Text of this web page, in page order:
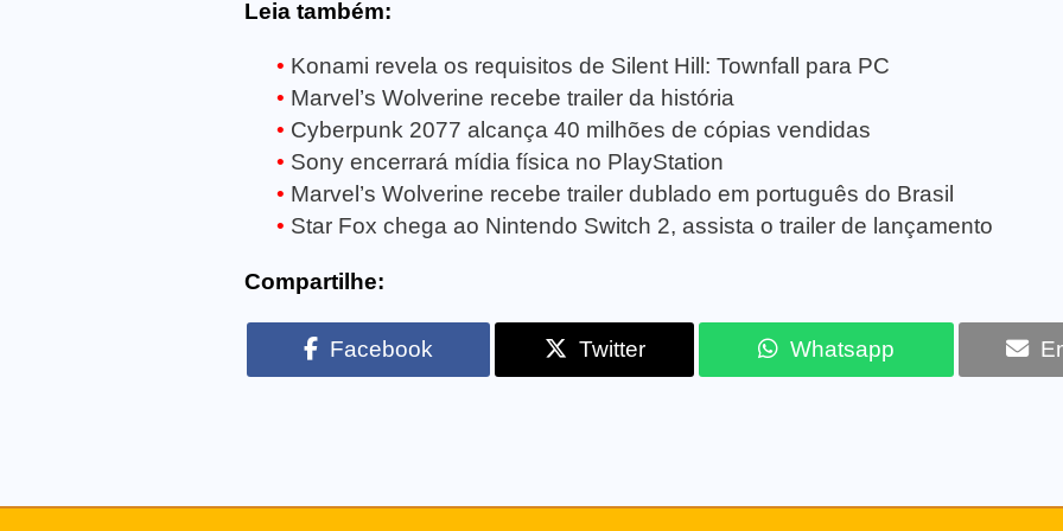
Leia também:
Konami revela os requisitos de Silent Hill: Townfall para PC
Marvel’s Wolverine recebe trailer da história
Cyberpunk 2077 alcança 40 milhões de cópias vendidas
Sony encerrará mídia física no PlayStation
Marvel’s Wolverine recebe trailer dublado em português do Brasil
Star Fox chega ao Nintendo Switch 2, assista o trailer de lançamento
Compartilhe:
Facebook Twitter Whatsapp